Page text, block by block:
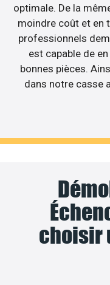
optimale. De la
moindre coût et en
professionnels
est capable de
bonnes pièces.
dans notre casse
choisir